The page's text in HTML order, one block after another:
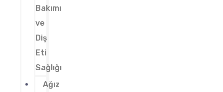
Bakımı
ve
Diş
Eti
Sağlığı
Ağız